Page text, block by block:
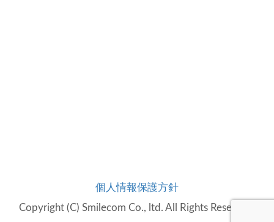
個人情報保護方針
Copyright (C) Smilecom Co., ltd. All Rights Reserved.